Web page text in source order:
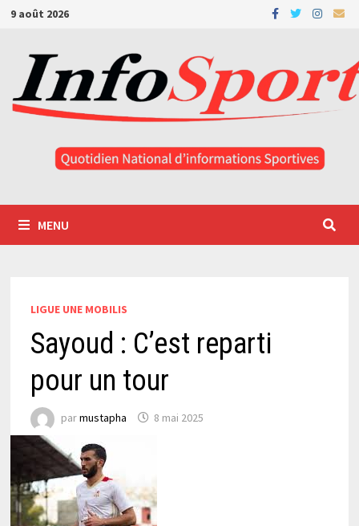
Passer
contenu
9 août 2026
MENU
LIGUE UNE MOBILIS
Sayoud : C’est reparti
pour un tour
parmustapha 8 mai 2025